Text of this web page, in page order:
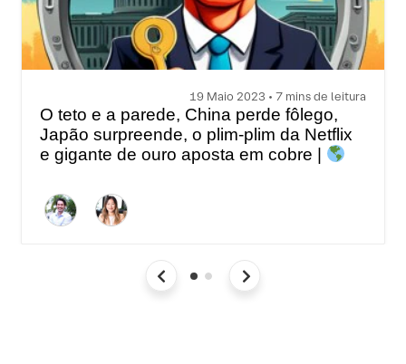
19 Maio 2023 • 7 mins de leitura
O teto e a parede, China perde fôlego,
Japão surpreende, o plim-plim da Netflix
e gigante de ouro aposta em cobre |